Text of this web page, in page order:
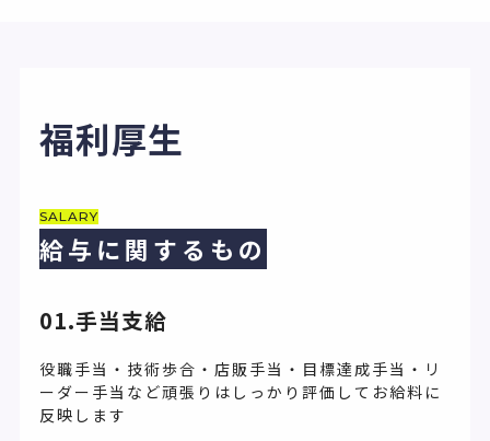
福利厚生
SALARY
給与に関するもの
01.手当支給
役職手当・技術歩合・店販手当・目標達成手当・リ
ーダー手当など頑張りはしっかり評価してお給料に
反映します